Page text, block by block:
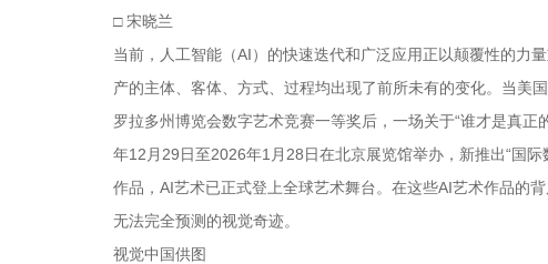
□ 宋晓兰
当前，人工智能（AI）的快速迭代和广泛应用正以颠覆性的力
产的主体、客体、方式、过程均出现了前所未有的变化。当美
罗拉多州博览会数字艺术竞赛一等奖后，一场关于“谁才是真
年12月29日至2026年1月28日在北京展览馆举办，新推出“国
作品，AI艺术已正式登上全球艺术舞台。在这些AI艺术作品的
无法完全预测的视觉奇迹。
视觉中国供图